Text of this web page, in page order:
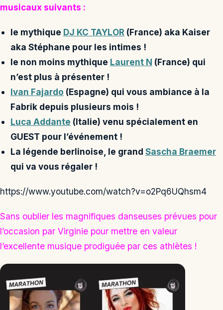
musicaux suivants :
le mythique DJ KC TAYLOR (France) aka Kaiser
aka Stéphane pour les intimes !
le non moins mythique Laurent N (France) qui
n’est plus à présenter !
Ivan Fajardo (Espagne) qui vous ambiance à la
Fabrik depuis plusieurs mois !
Luca Addante (Italie) venu spécialement en
GUEST pour l’événement !
La légende berlinoise, le grand Sascha Braemer
qui va vous régaler !
https://www.youtube.com/watch?v=o2Pq6UQhsm4
Sans oublier les magnifiques danseuses prévues pour
l’occasion par Virginie pour mettre en valeur
l’excellente musique prodiguée par ces athlètes !